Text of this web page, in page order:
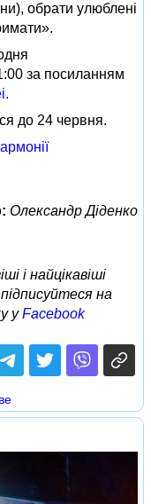
обрати улюблені
за посиланням
.
до 24 червня.
Олександр Діденко
і найцікавіші
на
уFacebook